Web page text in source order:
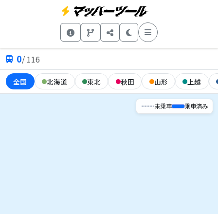
0/ 116
全国 北海道 東北 秋田 山形 上越
Leaflet |©OSM©CARTO
未乗車 乗車済み